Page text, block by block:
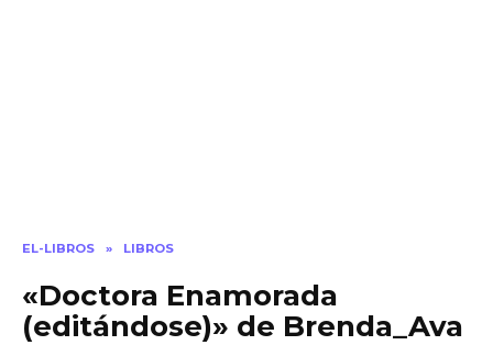
EL-LIBROS » LIBROS
«Doctora Enamorada
(editándose)» de Brenda_Ava